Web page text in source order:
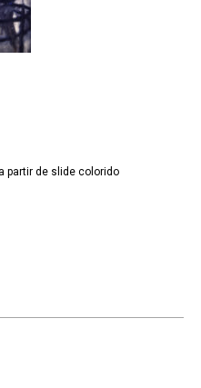
partir de slide colorido